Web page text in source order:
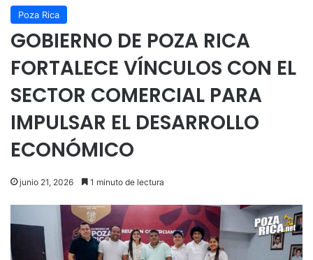
Poza Rica
GOBIERNO DE POZA RICA
FORTALECE VÍNCULOS CON EL
SECTOR COMERCIAL PARA
IMPULSAR EL DESARROLLO
ECONÓMICO
junio 21, 2026 1 minuto de lectura